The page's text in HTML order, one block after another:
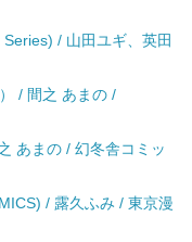
/ 山田ユギ、英田
/ 間之 あまの /
あまの / 幻冬舎コミッ
/ 露久ふみ / 東京漫